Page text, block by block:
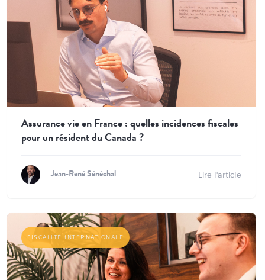
Assurance vie en France : quelles incidences fiscales
pour un résident du Canada ?
Jean-René Sénéchal Lire l'article
FISCALITÉ INTERNATIONALE